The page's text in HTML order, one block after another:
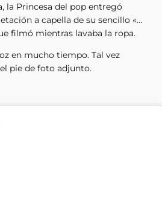
la Princesa del pop entregó
a capella de su sencillo «…
filmó mientras lavaba la ropa.
en mucho tiempo. Tal vez
pie de foto adjunto.